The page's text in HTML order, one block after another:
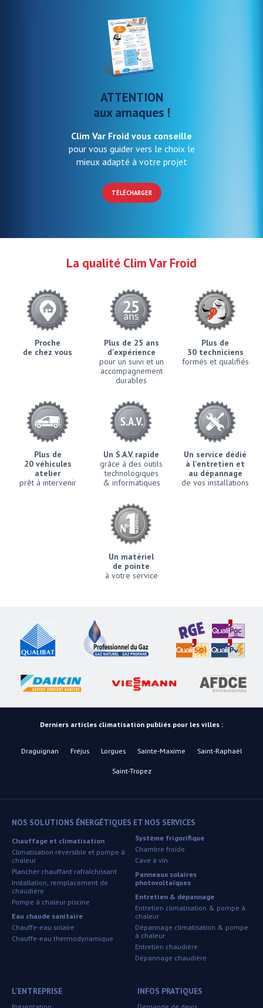
ATTENTION
aux arnaques !
Clim Var Froid vous conseille
pour vous guider vers le choix le
mieux adapté à votre projet
TÉLÉCHARGER
La qualité Clim Var Froid
Proche
de chez vous
Plus de 25 ans
d'expérience
pour un suivi et un
accompagnement
durables
Plus de
30 techniciens
formés et qualifiés
Plus de
20 véhicules
atelier
prêt à intervenir
Un S.A.V. rapide
grâce à des outils
technologiques
& informatiques
Un service dédié
à l'entretien et
au dépannage
de vos installations
Un matériel
de pointe
à votre service
Derniers articles climatisation publiés pour les villes :
Draguignan Fréjus Lorgues Sainte-Maxime Saint-Raphaël
Saint-Tropez
L'ENTREPRISE
NOS SOLUTIONS ÉNERGÉTIQUES ET NOS SERVICES
Chauffage et climatisation
Climatisation réversible et pompe à
chaleur
Plancher chauffant rafraîchissant
Installation, remplacement de
chaudière
Pompe à chaleur piscine
Eau chaude sanitaire
Chauffe-eau solaire
Chauffe-eau thermodynamique
Système frigorifique
Chambre froide
Cave à vin
Panneaux solaires
photovoltaïques
Entretien & dépannage
Entretien climatisation & pompe à
chaleur
Dépannage climatisation & pompe
à chaleur
Entretien chaudière
Dépannage chaudière
INFOS PRATIQUES